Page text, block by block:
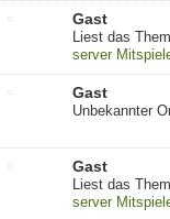
Gast
Liest das
server
Gast
Unbekannter
Gast
Liest das
server